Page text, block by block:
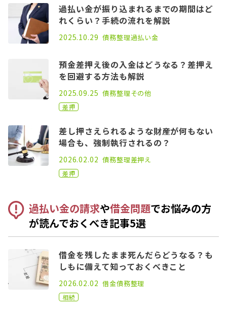
過払い金が振り込まれるまでの期間はど
れくらい？手続の流れを解説
2021.04.14
2025.10.29 債務整理過払い金
預金差押え後の入金はどうなる？差押え
を回避する方法も解説
2021.08.26
2025.09.25 債務整理その他
差押
差し押さえられるような財産が何もない
場合も、強制執行されるの？
2021.06.25
2026.02.02 債務整理差押え
差押
過払い金の請求や借金問題でお悩みの方
が読んでおくべき記事5選
借金を残したまま死んだらどうなる？も
しもに備えて知っておくべきこと
2021.02.26
2026.02.02 借金債務整理
相続